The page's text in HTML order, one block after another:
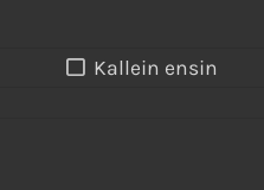
Kallein ensin